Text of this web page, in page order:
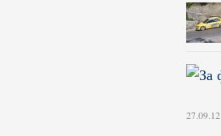
27.09.12